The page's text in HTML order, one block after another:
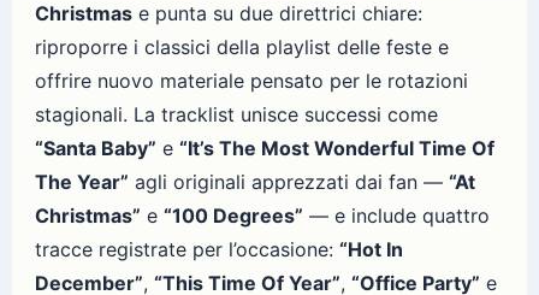
Christmas e punta su due direttrici chiare:
riproporre i classici della playlist delle feste e
offrire nuovo materiale pensato per le rotazioni
stagionali. La tracklist unisce successi come
“Santa Baby” e “It’s The Most Wonderful Time Of
The Year” agli originali apprezzati dai fan — “At
Christmas” e “100 Degrees” — e include quattro
tracce registrate per l’occasione: “Hot In
December”, “This Time Of Year”, “Office Party” e